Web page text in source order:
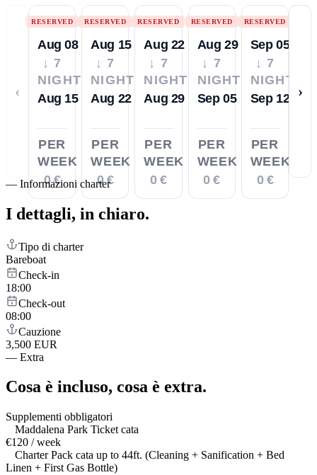
‹
RESERVED
Aug 08
↓ 7
NIGHTS
Aug 15
PER
WEEK
0 €
RESERVED
Aug 15
↓ 7
NIGHTS
Aug 22
PER
WEEK
0 €
RESERVED
Aug 22
↓ 7
NIGHTS
Aug 29
PER
WEEK
0 €
RESERVED
Aug 29
↓ 7
NIGHTS
Sep 05
PER
WEEK
0 €
RESERVED
Sep 05
↓ 7
NIGHTS
Sep 12
PER
WEEK
0 €
›
— Informazioni charter
I dettagli, in chiaro.
Tipo di charter
Bareboat
Check-in
18:00
Check-out
08:00
Cauzione
3,500 EUR
— Extra
Cosa è incluso, cosa è extra.
Supplementi obbligatori
Maddalena Park Ticket cata
€120 / week
Charter Pack cata up to 44ft. (Cleaning + Sanification + Bed
Linen + First Gas Bottle)